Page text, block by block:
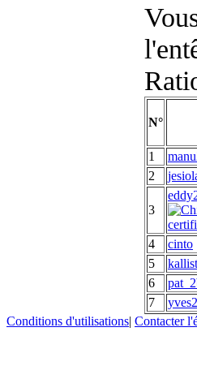
N°
1
2
3
4
cinto
5
6
7
Conditions d'utilisations| Contacter